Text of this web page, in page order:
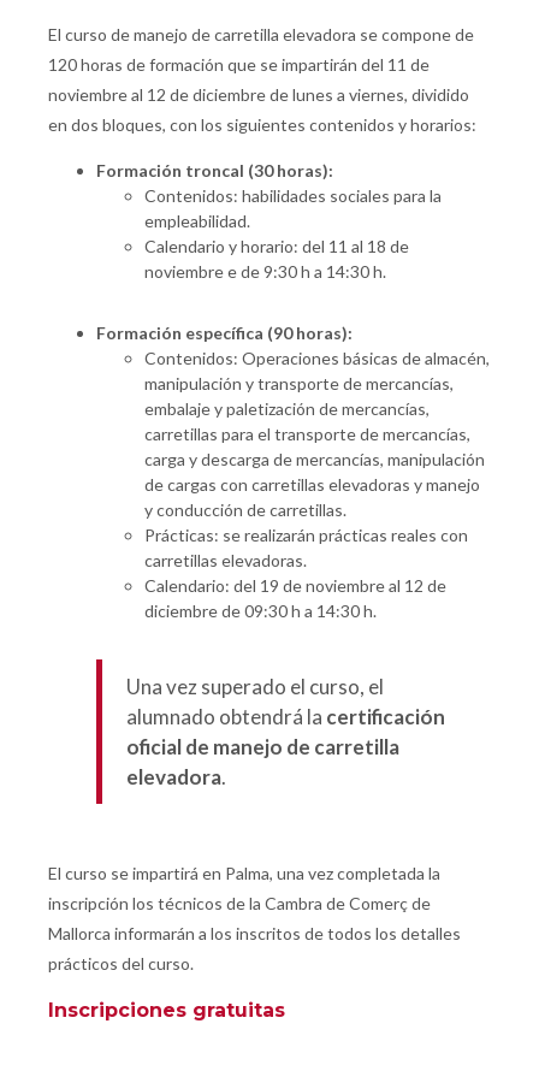
El curso de manejo de carretilla elevadora se compone de
120 horas de formación que se impartirán del 11 de
noviembre al 12 de diciembre de lunes a viernes, dividido
en dos bloques, con los siguientes contenidos y horarios:
Formación troncal (30 horas):
Contenidos: habilidades sociales para la
empleabilidad.
Calendario y horario: del 11 al 18 de
noviembre e de 9:30 h a 14:30 h.
Formación específica (90 horas):
Contenidos: Operaciones básicas de almacén,
manipulación y transporte de mercancías,
embalaje y paletización de mercancías,
carretillas para el transporte de mercancías,
carga y descarga de mercancías, manipulación
de cargas con carretillas elevadoras y manejo
y conducción de carretillas.
Prácticas: se realizarán prácticas reales con
carretillas elevadoras.
Calendario: del 19 de noviembre al 12 de
diciembre de 09:30 h a 14:30 h.
Una vez superado el curso, el
alumnado obtendrá la certificación
oficial de manejo de carretilla
elevadora.
El curso se impartirá en Palma, una vez completada la
inscripción los técnicos de la Cambra de Comerç de
Mallorca informarán a los inscritos de todos los detalles
prácticos del curso.
Inscripciones gratuitas